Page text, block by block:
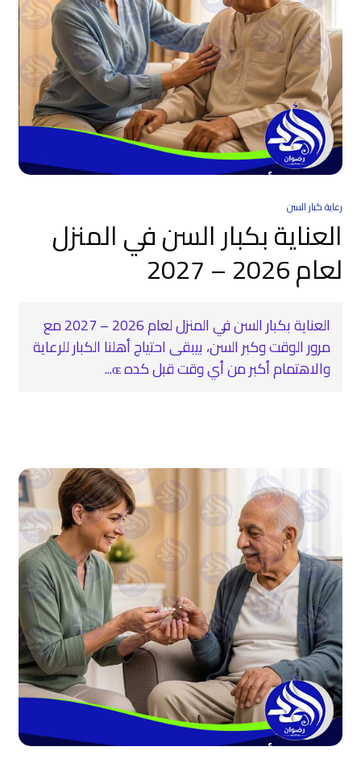
رعاية كبار السن
العناية بكبار السن في المنزل
لعام 2026 – 2027
العناية بكبار السن في المنزل لعام 2026 – 2027 مع
مرور الوقت وكبر السن، بيبقى احتياج أهلنا الكبار للرعاية
والاهتمام أكبر من أي وقت قبل كده ɶ...